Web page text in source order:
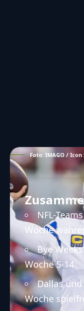
Foto: IMAGO / Icon
NFL-
Woche
Bye
Woche 5-14.
Dallas
Woche